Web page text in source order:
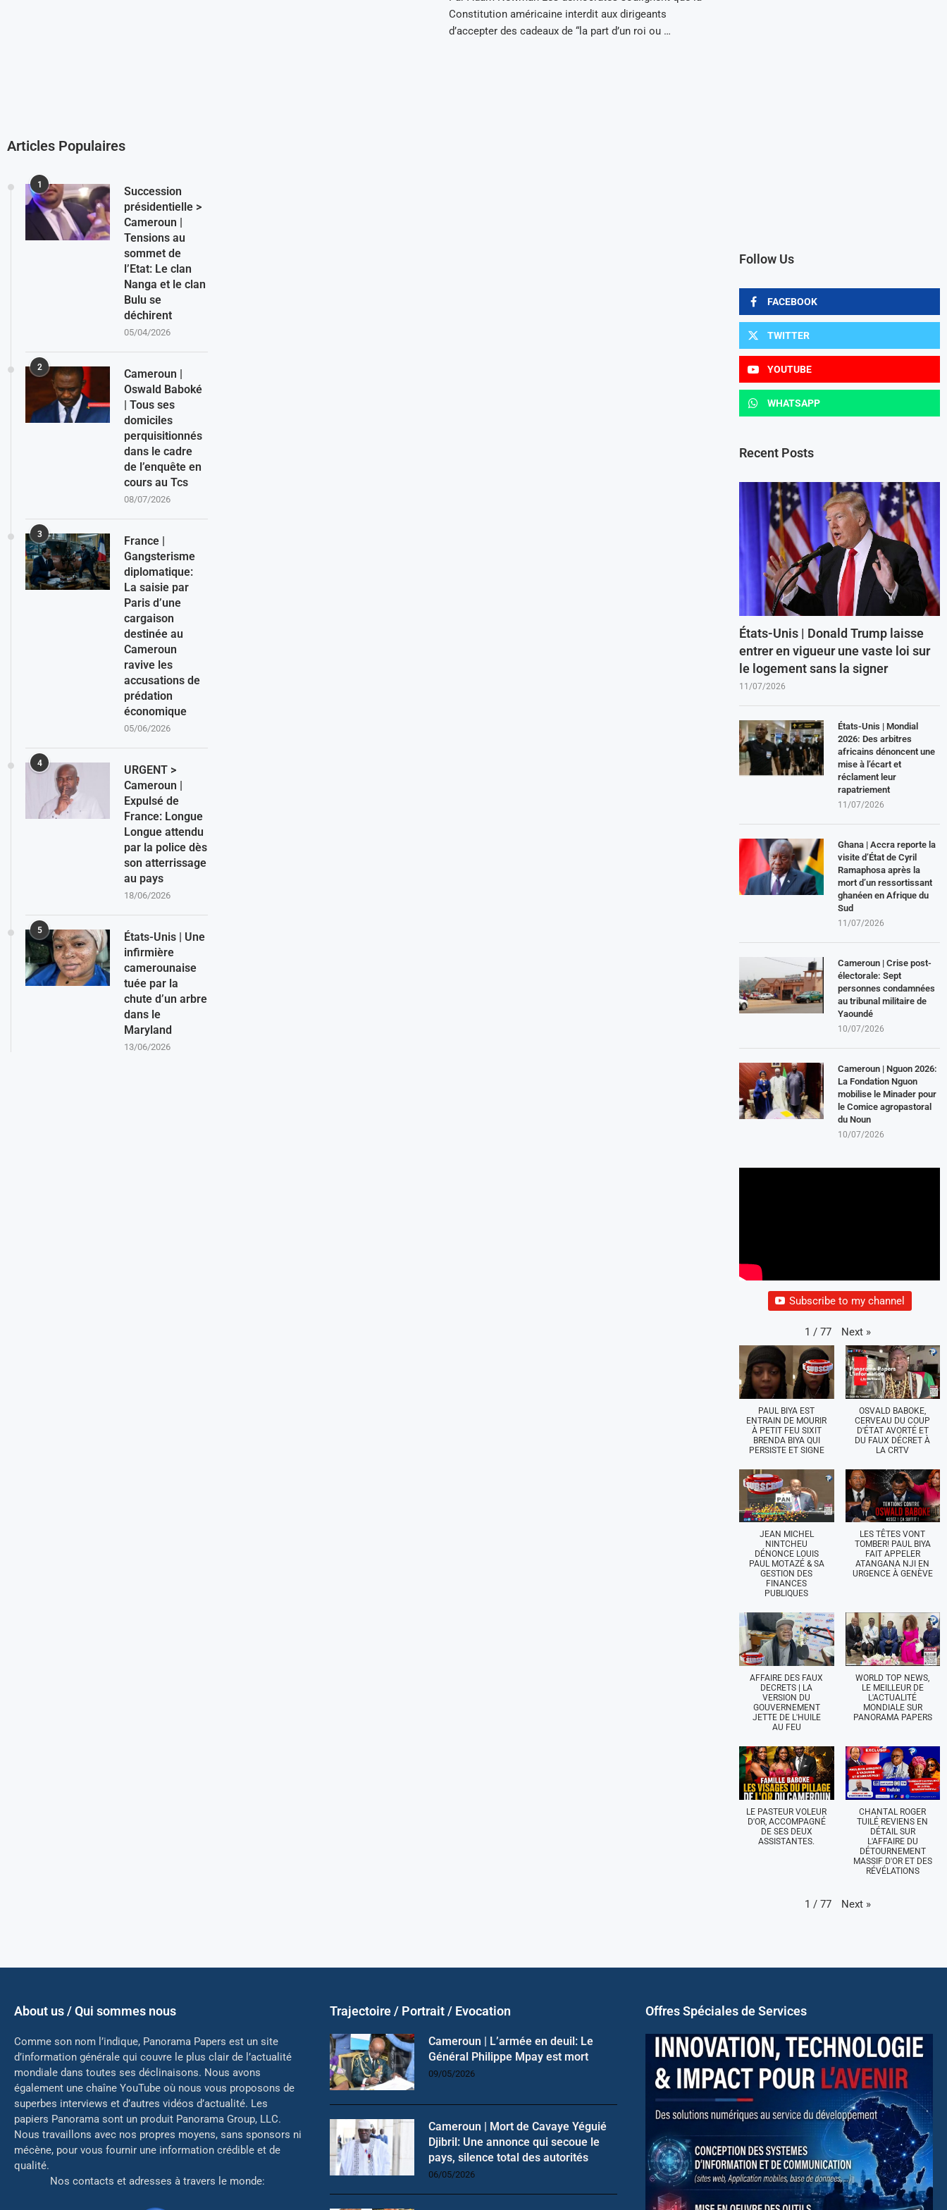
Constitution américaine interdit aux dirigeants
d’accepter des cadeaux de “la part d’un roi ou …
Follow Us
FACEBOOK
TWITTER
YOUTUBE
WHATSAPP
Recent Posts
États-Unis | Donald Trump laisse
entrer en vigueur une vaste loi sur
le logement sans la signer
11/07/2026
États-Unis | Mondial
2026: Des arbitres
africains dénoncent une
mise à l’écart et
réclament leur
rapatriement
11/07/2026
Ghana | Accra reporte la
visite d’État de Cyril
Ramaphosa après la
mort d’un ressortissant
ghanéen en Afrique du
Sud
11/07/2026
Cameroun | Crise post-
électorale: Sept
personnes condamnées
au tribunal militaire de
Yaoundé
10/07/2026
Cameroun | Nguon 2026:
La Fondation Nguon
mobilise le Minader pour
le Comice agropastoral
du Noun
10/07/2026
Subscribe to my channel
1 / 77 Next »
PAUL BIYA EST
ENTRAIN DE MOURIR
À PETIT FEU SIXIT
BRENDA BIYA QUI
PERSISTE ET SIGNE
OSVALD BABOKE,
CERVEAU DU COUP
D'ÉTAT AVORTÉ ET
DU FAUX DÉCRET À
LA CRTV
JEAN MICHEL
NINTCHEU
DÉNONCE LOUIS
PAUL MOTAZÉ & SA
GESTION DES
FINANCES
PUBLIQUES
LES TÊTES VONT
TOMBER! PAUL BIYA
FAIT APPELER
ATANGANA NJI EN
URGENCE À GENÈVE
AFFAIRE DES FAUX
DECRETS | LA
VERSION DU
GOUVERNEMENT
JETTE DE L'HUILE
AU FEU
WORLD TOP NEWS,
LE MEILLEUR DE
L'ACTUALITÉ
MONDIALE SUR
PANORAMA PAPERS
LE PASTEUR VOLEUR
D'OR, ACCOMPAGNÉ
DE SES DEUX
ASSISTANTES.
CHANTAL ROGER
TUILÉ REVIENS EN
DÉTAIL SUR
L'AFFAIRE DU
DÉTOURNEMENT
MASSIF D'OR ET DES
RÉVÉLATIONS
1 / 77 Next »
Articles Populaires
1
Succession
présidentielle >
Cameroun |
Tensions au
sommet de
l’Etat: Le clan
Nanga et le clan
Bulu se
déchirent
05/04/2026
2
Cameroun |
Oswald Baboké
| Tous ses
domiciles
perquisitionnés
dans le cadre
de l’enquête en
cours au Tcs
08/07/2026
3
France |
Gangsterisme
diplomatique:
La saisie par
Paris d’une
cargaison
destinée au
Cameroun
ravive les
accusations de
prédation
économique
05/06/2026
4
URGENT >
Cameroun |
Expulsé de
France: Longue
Longue attendu
par la police dès
son atterrissage
au pays
18/06/2026
5
États-Unis | Une
infirmière
camerounaise
tuée par la
chute d’un arbre
dans le
Maryland
13/06/2026
About us / Qui sommes nous
Comme son nom l’indique, Panorama Papers est un site
d’information générale qui couvre le plus clair de l’actualité
mondiale dans toutes ses déclinaisons. Nous avons
également une chaîne YouTube où nous vous proposons de
superbes interviews et d’autres vidéos d’actualité. Les
papiers Panorama sont un produit Panorama Group, LLC.
Nous travaillons avec nos propres moyens, sans sponsors ni
mécène, pour vous fournir une information crédible et de
qualité.
Nos contacts et adresses à travers le monde:
Trajectoire / Portrait / Evocation
Cameroun | L’armée en deuil: Le
Général Philippe Mpay est mort
09/05/2026
Cameroun | Mort de Cavaye Yéguié
Djibril: Une annonce qui secoue le
pays, silence total des autorités
06/05/2026
Offres Spéciales de Services